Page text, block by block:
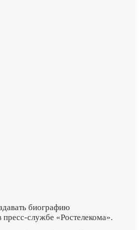
биографию
пресс-службе «Ростелекома».